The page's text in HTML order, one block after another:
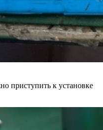
приступить к установке